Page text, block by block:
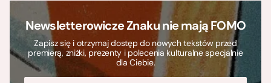
Newsletterowicze Znaku nie mają FOMO
Zapisz się i otrzymaj dostęp do nowych tekstów przed
premierą, zniżki, prezenty i polecenia kulturalne specjalnie
dla Ciebie.